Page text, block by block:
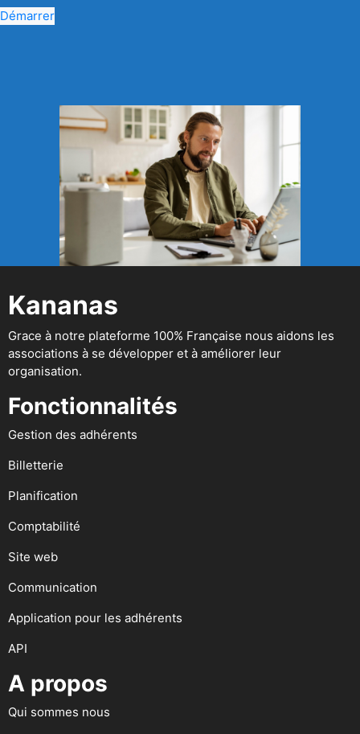
Démarrer
Kananas
Grace à notre plateforme 100% Française nous aidons les
associations à se développer et à améliorer leur
organisation.
Fonctionnalités
Gestion des adhérents
Billetterie
Planification
Comptabilité
Site web
Communication
Application pour les adhérents
API
A propos
Qui sommes nous